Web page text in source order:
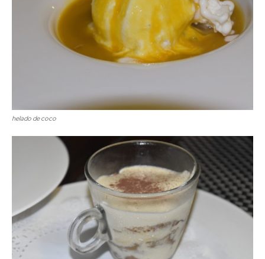
helado de coco